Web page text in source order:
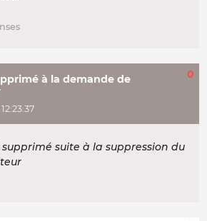
à la demande de
0
suite à la suppression du